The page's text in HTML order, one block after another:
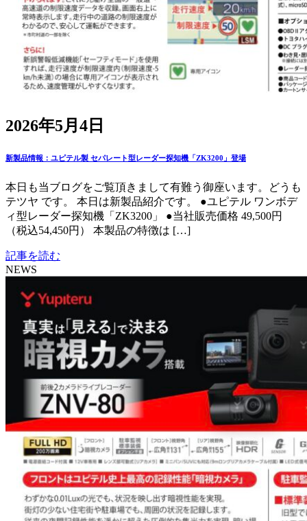
2026年5月4日
新製品情報：ユピテル製 セパレート型レーダー探知機「ZK3200」登場
本日も当ブログをご覧頂きまして有難う御座います。どうも
テツヤ です。 本日は新製品紹介です。 ●ユピテル ワンボデ
ィ型レーダー探知機「ZK3200」 ●当社販売価格 49,500円
（税込54,450円） 本製品の特徴は […]
記事を読む
NEWS